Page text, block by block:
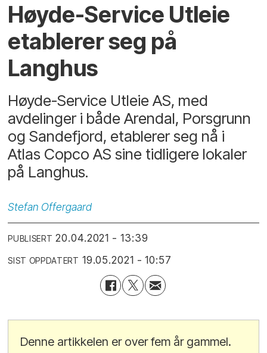
Høyde-Service Utleie
etablerer seg på
Langhus
Høyde-Service Utleie AS, med
avdelinger i både Arendal, Porsgrunn
og Sandefjord, etablerer seg nå i
Atlas Copco AS sine tidligere lokaler
på Langhus.
Stefan Offergaard
PUBLISERT 20.04.2021 - 13:39
SIST OPPDATERT 19.05.2021 - 10:57
Denne artikkelen er over fem år gammel.